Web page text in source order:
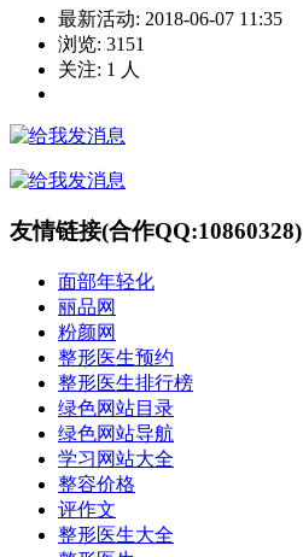
最新活动: 2018-06-07 11:35
浏览: 3151
关注: 1 人
友情链接(合作QQ:10860328)
面部年轻化
丽品网
粉颜网
整形医生预约
整形医生排行榜
绿色网站目录
绿色网站导航
学习网站大全
整容价格
评作文
整形医生大全